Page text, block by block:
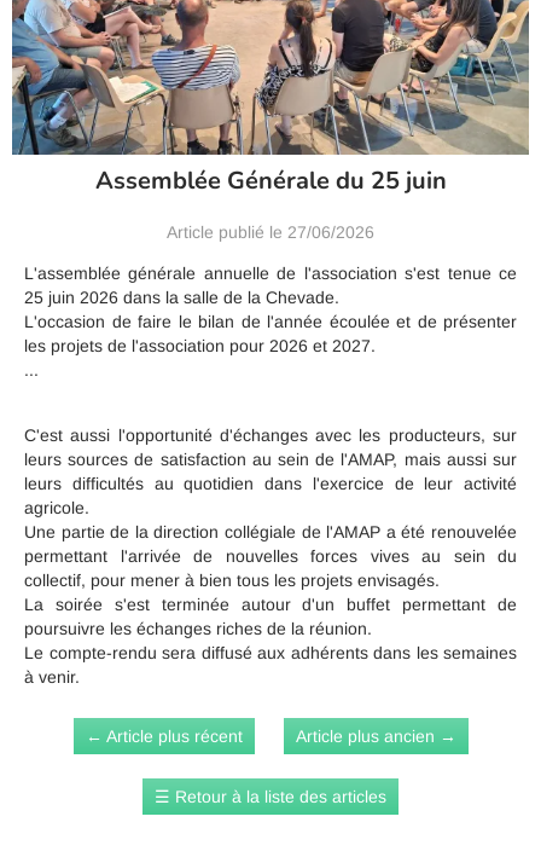
Assemblée Générale du 25 juin
Article publié le 27/06/2026
L'assemblée générale annuelle de l'association s'est tenue ce
25 juin 2026 dans la salle de la Chevade.
L'occasion de faire le bilan de l'année écoulée et de présenter
les projets de l'association pour 2026 et 2027.
...
C'est aussi l'opportunité d'échanges avec les producteurs, sur
leurs sources de satisfaction au sein de l'AMAP, mais aussi sur
leurs difficultés au quotidien dans l'exercice de leur activité
agricole.
Une partie de la direction collégiale de l'AMAP a été renouvelée
permettant l'arrivée de nouvelles forces vives au sein du
collectif, pour mener à bien tous les projets envisagés.
La soirée s'est terminée autour d'un buffet permettant de
poursuivre les échanges riches de la réunion.
Le compte-rendu sera diffusé aux adhérents dans les semaines
à venir.
← Article plus récent Article plus ancien →
☰ Retour à la liste des articles